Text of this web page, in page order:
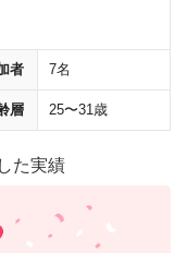
に
「野村不動産西梅田ビ
者 7名
層 25〜31歳
た実績